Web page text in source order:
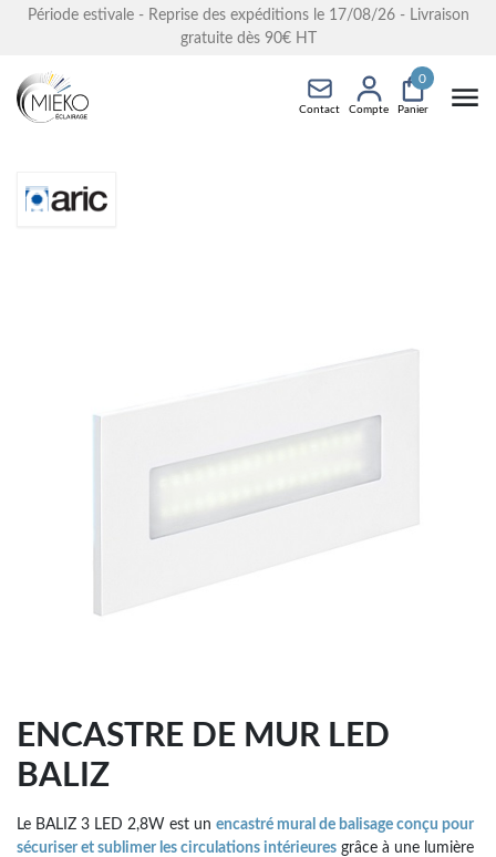
Période estivale - Reprise des expéditions le 17/08/26 - Livraison
gratuite dès 90€ HT
Contact Compte Panier
0
ENCASTRE DE MUR LED
BALIZ
Le BALIZ 3 LED 2,8W est un encastré mural de balisage conçu pour
sécuriser et sublimer les circulations intérieures grâce à une lumière